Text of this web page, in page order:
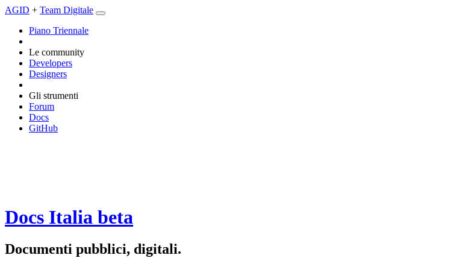
AGID + Team Digitale
Piano Triennale
Le community
Developers
Designers
Gli strumenti
Forum
Docs
GitHub
Docs Italia beta
Documenti pubblici, digitali.